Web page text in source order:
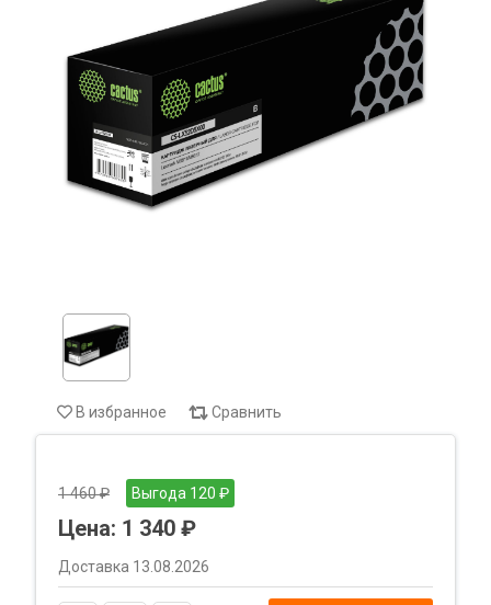
В избранное Сравнить
1 460 ₽ Выгода 120 ₽
Цена: 1 340 ₽
Доставка 13.08.2026